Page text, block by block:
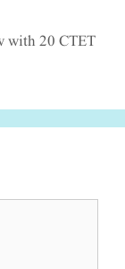
with 20 CTET